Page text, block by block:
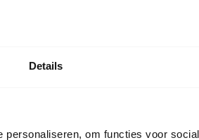
Details
om functies voor
technologie, 8 jaar